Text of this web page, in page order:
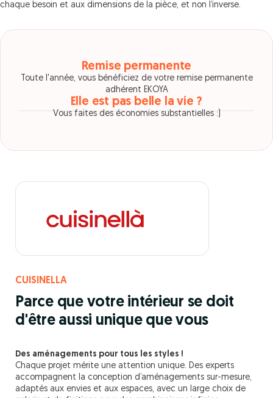
chaque besoin et aux dimensions de la pièce, et non l’inverse.
Remise permanente
Toute l'année, vous bénéficiez de votre remise permanente
adhérent EKOYA
Elle est pas belle la vie ?
Vous faites des économies substantielles :)
CUISINELLA
Parce que votre intérieur se doit
d'être aussi unique que vous
Des aménagements pour tous les styles !
Chaque projet mérite une attention unique. Des experts
accompagnent la conception d’aménagements sur-mesure,
adaptés aux envies et aux espaces, avec un large choix de